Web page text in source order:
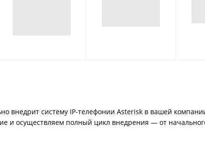
внедрит систему IP-телефонии Asterisk в вашей
и осуществляем полный цикл внедрения — от